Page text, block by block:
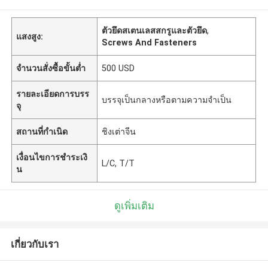
แสงสูง:
ตัวยึดสเตนเลสสกรูและตัวยึด,
Screws And Fasteners
จำนวนสั่งซื้อขั้นต่ำ 500 USD
รายละเอียดการบรร
จุ
บรรจุเป็นกลางหรือตามความจำเป็น
สถานที่กำเนิด ชิงเต่าจีน
เงื่อนไขการชำระเงิ
น
L/C, T/T
ดูเพิ่มเติม
เกี่ยวกับเรา